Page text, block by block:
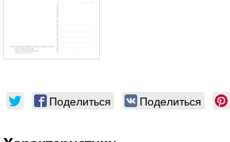
Поделиться Поделиться